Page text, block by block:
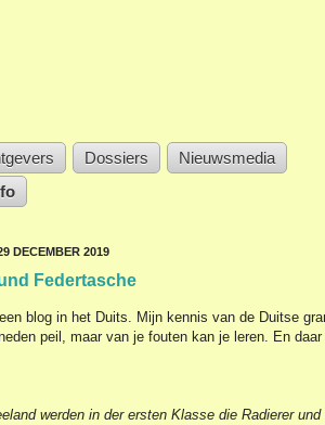
Dossiers
Nieuwsmedia
DECEMBER 2019
Federtasche
blog in het Duits. Mijn kennis van de Duitse
peil, maar van je fouten kan je leren. En
werden in der ersten Klasse die Radierer